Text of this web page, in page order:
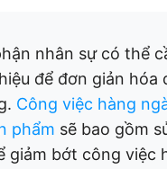
nhân sự có thể
để đơn giản hóa
Công việc hàng
phẩm sẽ bao gồm
giảm bớt công việc